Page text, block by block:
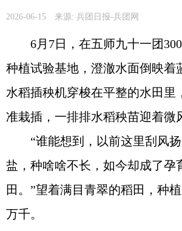
2026-06-15 来源: 兵团日报-兵团网
6月7日，在五师九十一团
种植试验基地，澄澈水面倒映着
水稻插秧机穿梭在平整的水田里
准栽插，一排排水稻秧苗迎着微
“谁能想到，以前这里刮风
盐，种啥啥不长，如今却成了孕
田。”望着满目青翠的稻田，种
万千。